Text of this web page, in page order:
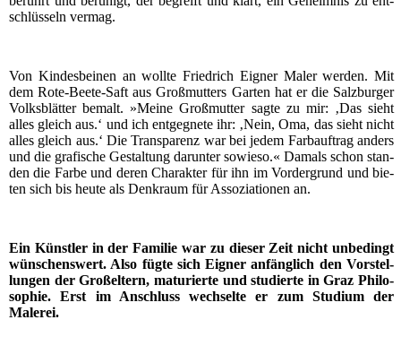
schlüs­seln vermag.
Von Kin­des­bei­nen an woll­te Fried­rich Eig­ner Maler wer­den. Mit
dem Rote-Bee­te-Saft aus Groß­mutters Gar­ten hat er die Salz­bur­ger
Volks­blät­ter bemalt. »Mei­ne Groß­mutter sag­te zu mir: ‚Das sieht
alles gleich aus.‘ und ich ent­geg­ne­te ihr: ‚Nein, Oma, das sieht nicht
alles gleich aus.‘ Die Trans­pa­renz war bei jedem Farb­auf­trag anders
und die gra­fi­sche Gestal­tung dar­un­ter sowie­so.« Damals schon stan­
den die Far­be und deren Cha­rak­ter für ihn im Vor­der­grund und bie­
ten sich bis heu­te als Denk­raum für Asso­zia­tio­nen an.
Ein Künst­ler in der Fami­lie war zu die­ser Zeit nicht unbe­dingt
wün­schens­wert. Also füg­te sich Eig­ner anfäng­lich den Vor­stel­
lun­gen der Groß­el­tern, matu­rier­te und stu­dier­te in Graz Phi­lo­
so­phie. Erst im Anschluss wech­sel­te er zum Stu­di­um der
Malerei.